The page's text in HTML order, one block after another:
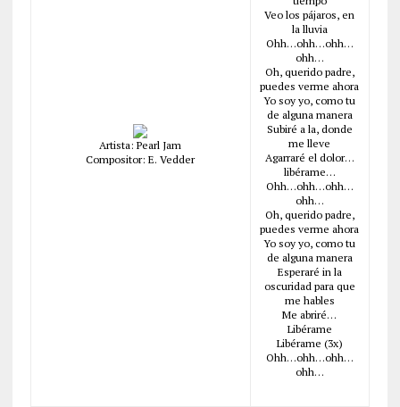
Artista: Pearl Jam
Compositor: E. Vedder
Veo los pájaros, en
la lluvia
Ohh…ohh…ohh…
ohh…
Oh, querido padre,
puedes verme ahora
Yo soy yo, como tu
de alguna manera
Subiré a la, donde
me lleve
Agarraré el dolor…
libérame…
Ohh…ohh…ohh…
ohh…
Oh, querido padre,
puedes verme ahora
Yo soy yo, como tu
de alguna manera
Esperaré in la
oscuridad para que
me hables
Me abriré…
Libérame
Libérame (3x)
Ohh…ohh…ohh…
ohh…